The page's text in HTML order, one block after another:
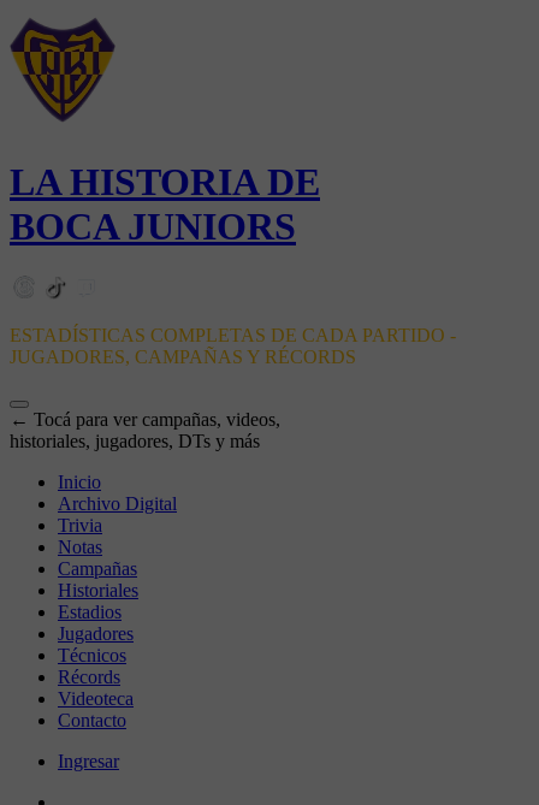
LA HISTORIA DE
BOCA JUNIORS
ESTADÍSTICAS COMPLETAS DE CADA PARTIDO -
JUGADORES, CAMPAÑAS Y RÉCORDS
← Tocá para ver campañas, videos,
historiales, jugadores, DTs y más
Inicio
Archivo Digital
Trivia
Notas
Campañas
Historiales
Estadios
Jugadores
Técnicos
Récords
Videoteca
Contacto
Ingresar